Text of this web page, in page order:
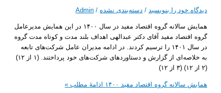
خود را بنویسید / دسته‌بندی نشده/
Admin
همایش سالانه گروه اقتصاد مفید در سال ۱۴۰۰ در این همایش مدیرعامل
مفید آقای دکتر عبدالهی اهداف بلند مدت و کوتاه مدت گروه
در سال ۱۴۰۱ را ترسیم کردند. در ادامه مدیران عامل شرکت‌های تابعه
به خلاصه‌ای از گزارش و دستاورد‌های شرکت‌های خود پرداختند. (۱ از ۱۲)
گروه اقتصاد مفید ۱۴۰۰ ادامۀ مطلب »